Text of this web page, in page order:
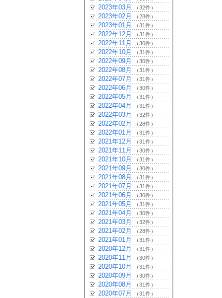
2023年03月 （32件）
2023年02月 （28件）
2023年01月 （31件）
2022年12月 （31件）
2022年11月 （30件）
2022年10月 （31件）
2022年09月 （30件）
2022年08月 （31件）
2022年07月 （31件）
2022年06月 （30件）
2022年05月 （31件）
2022年04月 （31件）
2022年03月 （32件）
2022年02月 （28件）
2022年01月 （31件）
2021年12月 （31件）
2021年11月 （30件）
2021年10月 （31件）
2021年09月 （30件）
2021年08月 （31件）
2021年07月 （31件）
2021年06月 （30件）
2021年05月 （31件）
2021年04月 （30件）
2021年03月 （32件）
2021年02月 （28件）
2021年01月 （31件）
2020年12月 （31件）
2020年11月 （30件）
2020年10月 （31件）
2020年09月 （30件）
2020年08月 （31件）
2020年07月 （31件）